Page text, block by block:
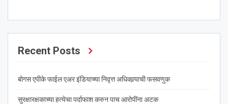
Recent Posts
बोगस एपीके फाईल एअर इंडियाच्या निवृत्त अधिकार्‍याची फसवणुक
सुरक्षारक्षकाच्या हत्येचा पर्दाफाश करुन पाच आरोपींना अटक